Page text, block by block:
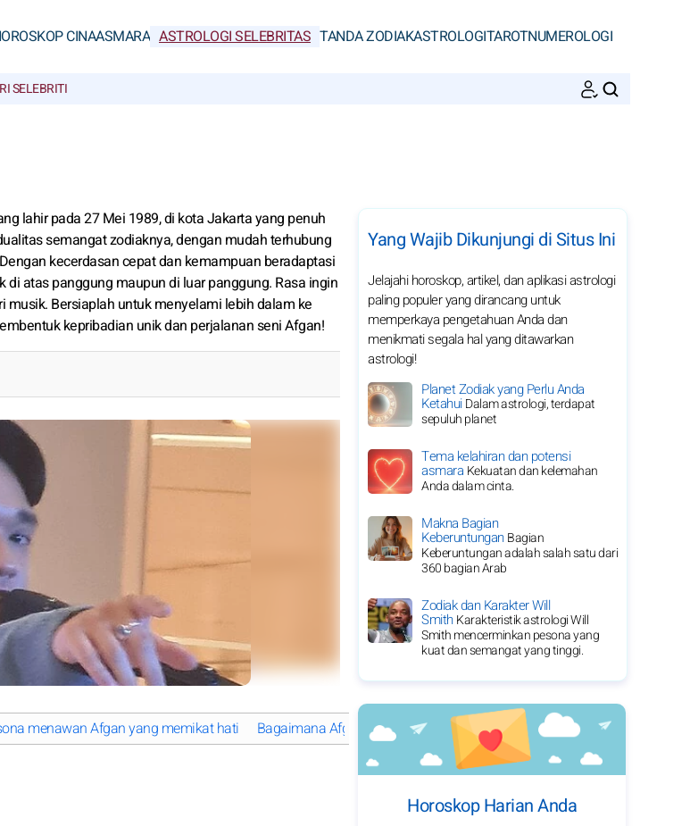
CINAASMARA ASTROLOGI SELEBRITAS TANDA ZODIAKASTROLOGITAROTNUMEROLOGI
SELEBRITI
lahir pada 27 Mei 1989, di kota Jakarta yang penuh
semangat zodiaknya, dengan mudah terhubung
kecerdasan cepat dan kemampuan beradaptasi
atas panggung maupun di luar panggung. Rasa ingin
Bersiaplah untuk menyelami lebih dalam ke
kepribadian unik dan perjalanan seni Afgan!
menawan Afgan yang memikat hati Bagaimana Afgan membentuk karier musiknya yang luar biasa?
Yang Wajib Dikunjungi di Situs Ini
Jelajahi horoskop, artikel, dan aplikasi astrologi
paling populer yang dirancang untuk
memperkaya pengetahuan Anda dan
menikmati segala hal yang ditawarkan
astrologi!
Planet Zodiak yang Perlu Anda
KetahuiDalam astrologi, terdapat
sepuluh planet
Tema kelahiran dan potensi
asmara Kekuatan dan kelemahan
Anda dalam cinta.
Makna Bagian
KeberuntunganBagian
Keberuntungan adalah salah satu dari
360 bagian Arab
Zodiak dan Karakter Will
SmithKarakteristik astrologi Will
Smith mencerminkan pesona yang
kuat dan semangat yang tinggi.
Horoskop Harian Anda